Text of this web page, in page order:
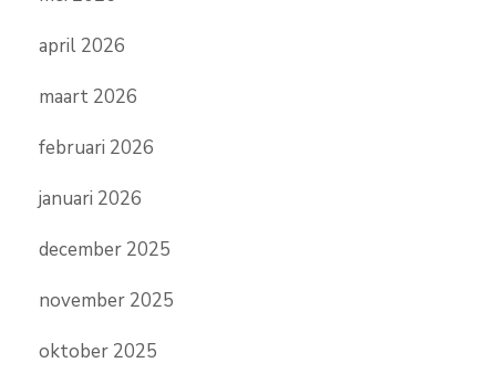
april 2026
maart 2026
februari 2026
januari 2026
december 2025
november 2025
oktober 2025